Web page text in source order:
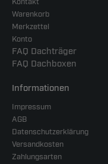
Warenkorb
Merkzettel
Konto
FAQ Dachträger
FAQ Dachboxen
Informationen
Impressum
AGB
Datenschutzerklärung
Versandkosten
Zahlungsarten